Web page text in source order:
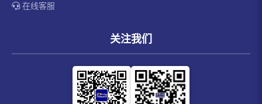
在线客服
关注我们